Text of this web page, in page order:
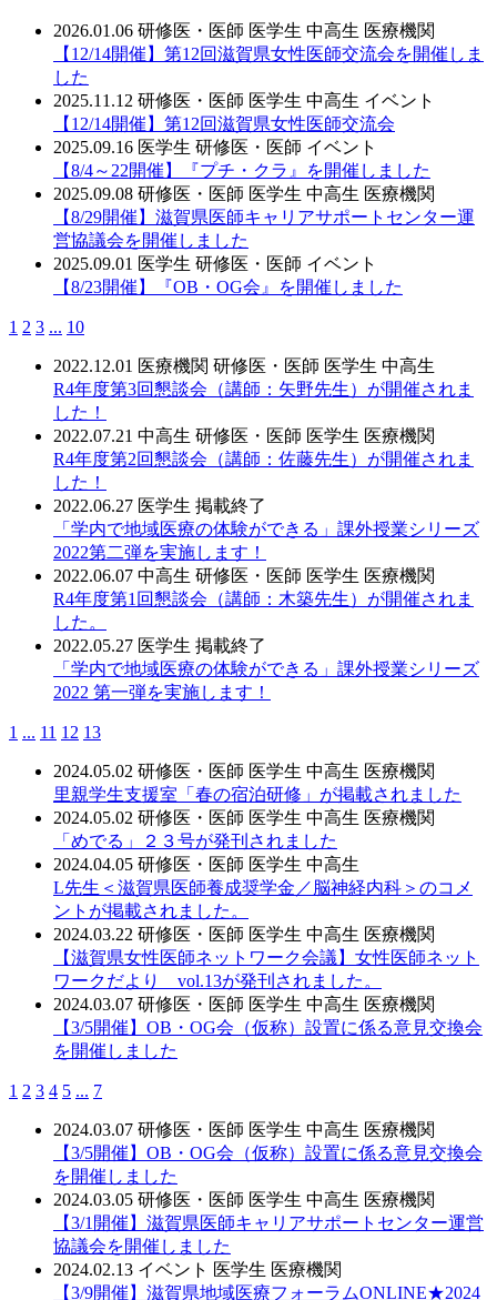
2026.01.06 研修医・医師 医学生 中高生 医療機関
【12/14開催】第12回滋賀県女性医師交流会を開催しま
した
2025.11.12 研修医・医師 医学生 中高生 イベント
【12/14開催】第12回滋賀県女性医師交流会
2025.09.16 医学生 研修医・医師 イベント
【8/4～22開催】『プチ・クラ』を開催しました
2025.09.08 研修医・医師 医学生 中高生 医療機関
【8/29開催】滋賀県医師キャリアサポートセンター運
営協議会を開催しました
2025.09.01 医学生 研修医・医師 イベント
【8/23開催】『OB・OG会』を開催しました
1 2 3 ... 10
2022.12.01 医療機関 研修医・医師 医学生 中高生
R4年度第3回懇談会（講師：矢野先生）が開催されま
した！
2022.07.21 中高生 研修医・医師 医学生 医療機関
R4年度第2回懇談会（講師：佐藤先生）が開催されま
した！
2022.06.27 医学生 掲載終了
「学内で地域医療の体験ができる」課外授業シリーズ
2022第二弾を実施します！
2022.06.07 中高生 研修医・医師 医学生 医療機関
R4年度第1回懇談会（講師：木築先生）が開催されま
した。
2022.05.27 医学生 掲載終了
「学内で地域医療の体験ができる」課外授業シリーズ
2022 第一弾を実施します！
1 ... 11 12 13
2024.05.02 研修医・医師 医学生 中高生 医療機関
里親学生支援室「春の宿泊研修」が掲載されました
2024.05.02 研修医・医師 医学生 中高生 医療機関
「めでる」２３号が発刊されました
2024.04.05 研修医・医師 医学生 中高生
L先生＜滋賀県医師養成奨学金／脳神経内科＞のコメ
ントが掲載されました。
2024.03.22 研修医・医師 医学生 中高生 医療機関
【滋賀県女性医師ネットワーク会議】女性医師ネット
ワークだより vol.13が発刊されました。
2024.03.07 研修医・医師 医学生 中高生 医療機関
【3/5開催】OB・OG会（仮称）設置に係る意見交換会
を開催しました
1 2 3 4 5 ... 7
2024.03.07 研修医・医師 医学生 中高生 医療機関
【3/5開催】OB・OG会（仮称）設置に係る意見交換会
を開催しました
2024.03.05 研修医・医師 医学生 中高生 医療機関
【3/1開催】滋賀県医師キャリアサポートセンター運営
協議会を開催しました
2024.02.13 イベント 医学生 医療機関
【3/9開催】滋賀県地域医療フォーラムONLINE★2024